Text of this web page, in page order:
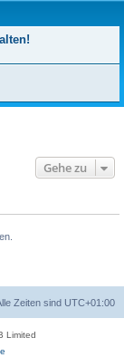
Gehe zu
Zeiten sind UTC+01:00
Limited